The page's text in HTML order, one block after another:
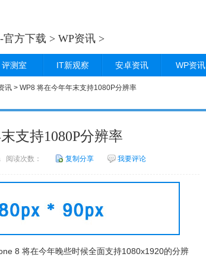
官方下载 > WP资讯 >
评测室 IT新观察 安卓资讯 WP资讯
讯 > WP8 将在今年年末支持1080P分辨率
支持1080P分辨率
阅读次数： 复制分享 我要评论
8 将在今年晚些时候全面支持1080x1920的分辨